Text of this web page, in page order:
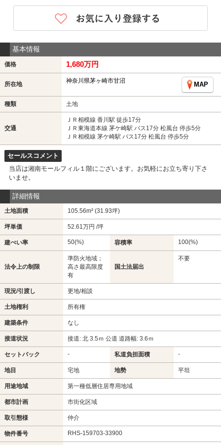
基本情報
価格 1,680万円
所在地 神奈川県茅ヶ崎市甘沼
MAP
種類 土地
交通
ＪＲ相模線 香川駅 徒歩17分
ＪＲ東海道本線 茅ケ崎駅 バス17分 松風台 停歩5分
ＪＲ相模線 茅ケ崎駅 バス17分 松風台 停歩5分
セールスコメント
当店は湘南モールフィル１階にございます。お気軽にお立ち寄り下さ
いませ。
詳細情報
土地面積 105.56m² (31.93坪)
坪単価 52.61万円 /坪
建ぺい率 50(%) 容積率 100(%)
法令上の制限
準防火地域；
高さ最高限度
有
国土法届出
不要
現況/引渡し 更地/相談
土地権利 所有権
建築条件 なし
接道状況 接道: 北 3.5ｍ 公道 道路幅: 3.6ｍ
セットバック - 私道負担面積 -
地目 宅地 地勢 平坦
用途地域 第一種低層住居専用地域
都市計画 市街化区域
取引態様 仲介
物件番号 RHS-159703-33900